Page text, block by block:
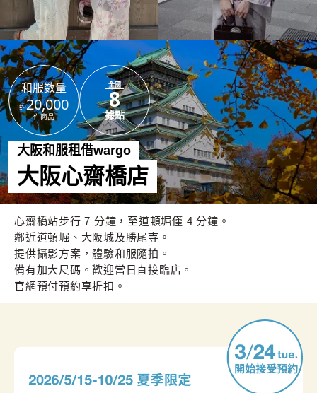
和服数量
约20,000
件商品
全國
8
據點
大阪和服租借wargo
大阪心齋橋店
心齋橋站步行 7 分鐘，至道頓堀僅 4 分鐘。
鄰近道頓堀、大阪城及勝尾寺。
提供攝影方案，體驗和服隨拍。
備有加大尺碼。歡迎當日直接臨店。
官網預付預約享折扣。